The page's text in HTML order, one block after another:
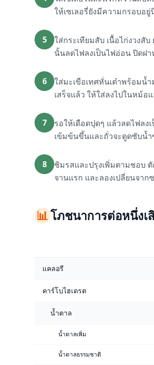
ให้เซเลอรี่ยังมีความกรอบอ
5
ใส่กระเทียมสับ เนื้อไก่งวงสั
นั้นลดไฟลงเป็นไฟอ่อน ปิดฝ
6
ใส่มะเขือเทศหั่นเต๋าพร้อมน้
เสร็จแล้ว ให้ใส่ลงไปในหม้อ
7
รอให้เดือดปุดๆ แล้วลดไฟล
เข้มข้นขึ้นและถั่วจะดูดซับน้
8
ชิมรสและปรุงเพิ่มตามชอบ
จานแรก และลองเปลี่ยนจา
📊โภชนาการต่อหนึ่งเ
แคลอรี
คาร์โบไฮเดรต
น้ำตาล
น้ำตาลเพิ่ม
น้ำตาลธรรมชาติ